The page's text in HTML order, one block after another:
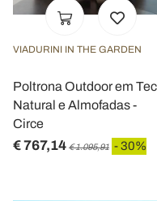
VIADURINI IN THE GARDEN
Poltrona Outdoor em
Natural e Almofadas -
Circe
€ 767,14 € 1.095,91 - 30%